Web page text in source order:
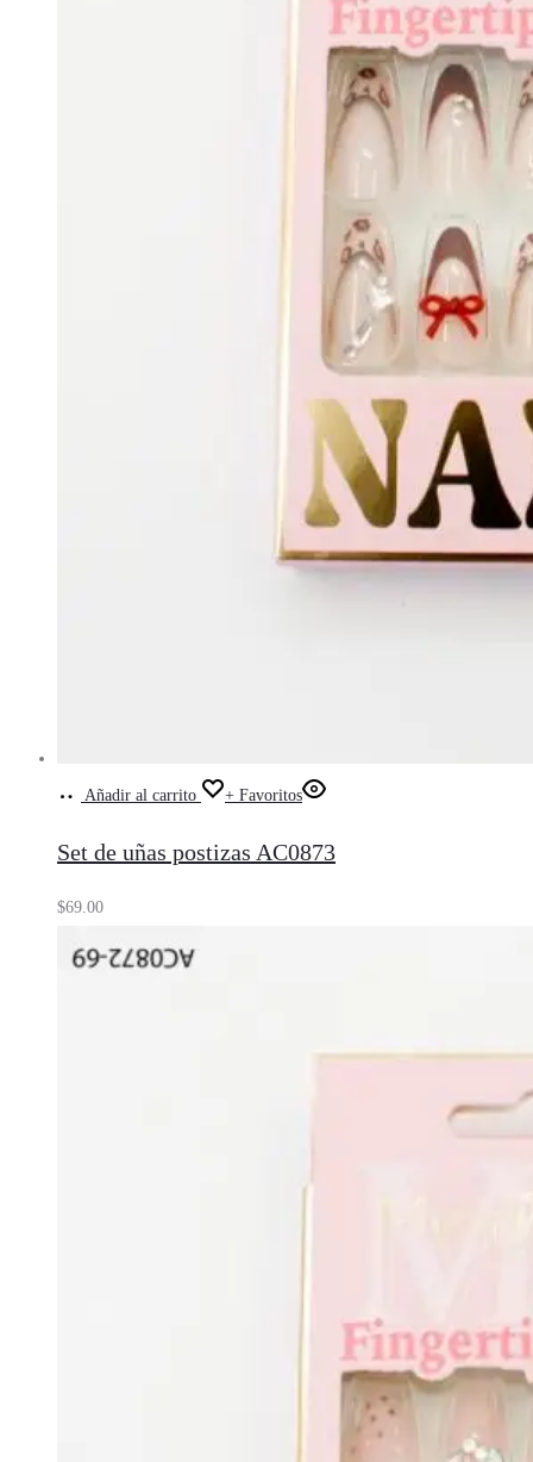
Añadir al carrito + Favoritos
Set de uñas postizas AC0873
$69.00